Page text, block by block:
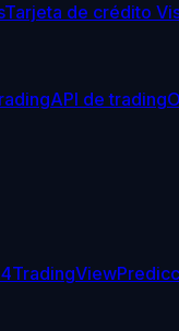
Tarjeta de crédito
API de trading
TradingView